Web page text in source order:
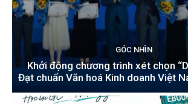
GÓC NHÌN
Khởi động chương trình xét chọn
Đạt chuẩn Văn hoá Kinh doanh Việt